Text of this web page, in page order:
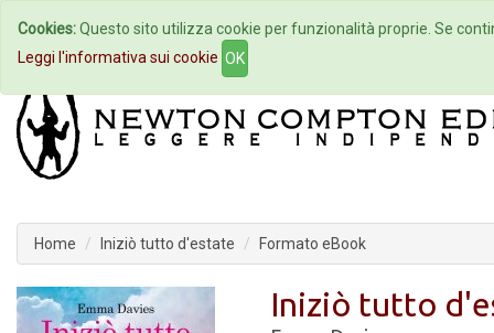
Home Autori Eventi
Home Iniziò tutto d'estate Formato eBook
Iniziò tutto
Cookies:Questo sito utilizza cookie per funzionalità proprie. Se
Leggi l'informativa sui cookie OK